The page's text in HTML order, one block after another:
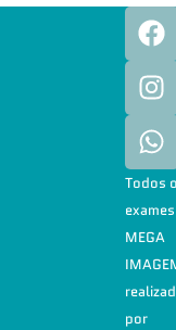
Todos
MEGA
por